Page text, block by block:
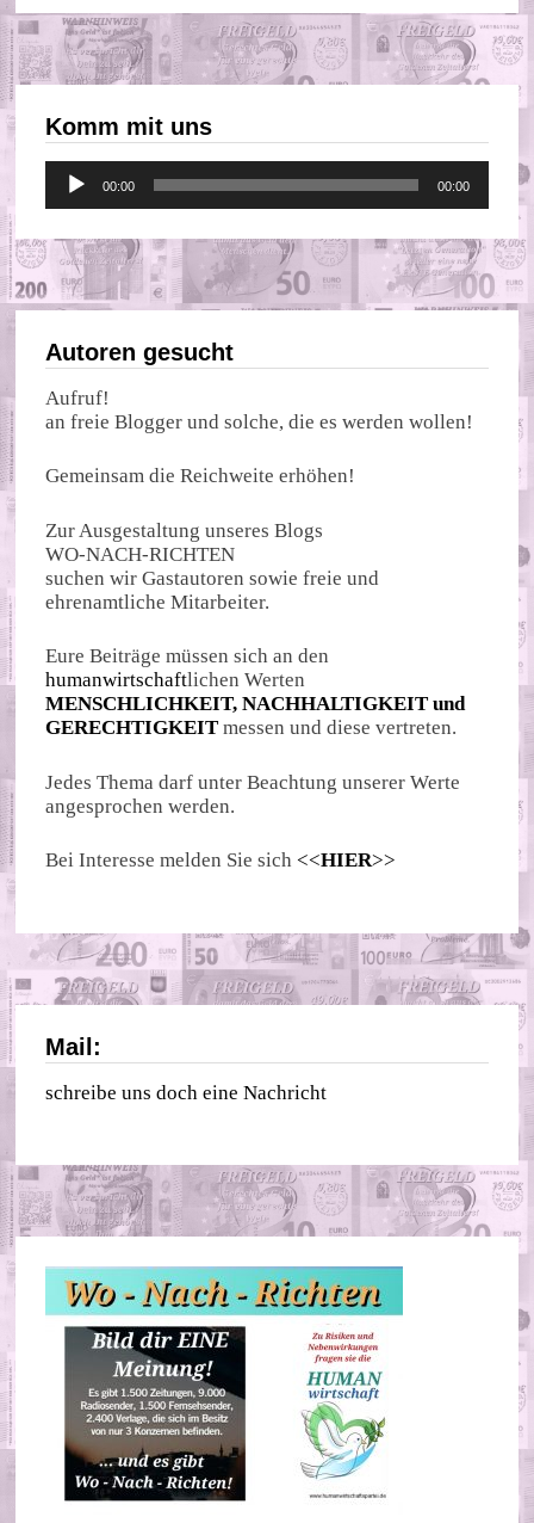
Komm mit uns
Audio-
Player
00:00 00:00
Autoren gesucht
Aufruf!
an freie Blogger und solche, die es werden wollen!
Gemeinsam die Reichweite erhöhen!
Zur Ausgestaltung unseres Blogs
WO-NACH-RICHTEN
suchen wir Gastautoren sowie freie und
ehrenamtliche Mitarbeiter.
Eure Beiträge müssen sich an den
humanwirtschaftlichen Werten
MENSCHLICHKEIT, NACHHALTIGKEIT und
GERECHTIGKEIT messen und diese vertreten.
Jedes Thema darf unter Beachtung unserer Werte
angesprochen werden.
Bei Interesse melden Sie sich <<HIER>>
Mail:
schreibe uns doch eine Nachricht